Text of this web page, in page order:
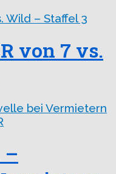
von 7 vs.
–